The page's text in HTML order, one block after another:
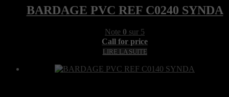
BARDAGE PVC REF C0240 SYNDA
Note 0 sur 5
Call for price
LIRE LA SUITE